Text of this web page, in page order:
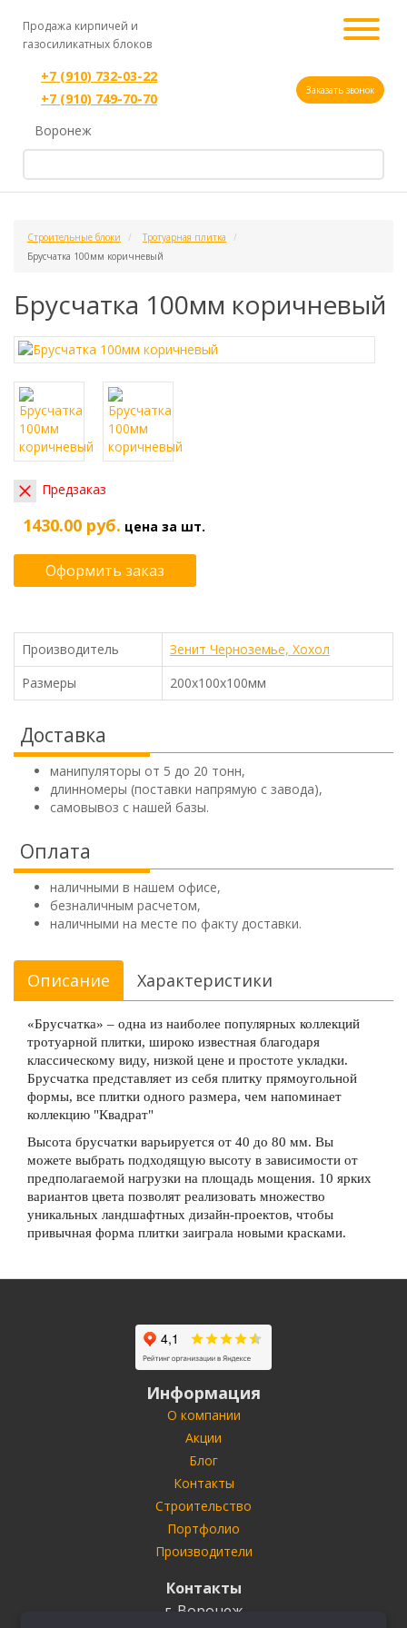
Продажа кирпичей и
газосиликатных блоков
+7 (910) 732-03-22
+7 (910) 749-70-70
Заказать звонок
Воронеж
Строительные блоки
Тротуарная плитка
Брусчатка 100мм коричневый
Брусчатка 100мм коричневый
Предзаказ
1430.00 руб. цена за шт.
Оформить заказ
Производитель
Зенит Черноземье, Хохол
Размеры
200х100х100мм
Доставка
манипуляторы от 5 до 20 тонн,
длинномеры (поставки напрямую с завода),
самовывоз с нашей базы.
Оплата
наличными в нашем офисе,
безналичным расчетом,
наличными на месте по факту доставки.
Описание Характеристики
«Брусчатка» – одна из наиболее популярных коллекций
тротуарной плитки, широко известная благодаря
классическому виду, низкой цене и простоте укладки.
Брусчатка представляет из себя плитку прямоугольной
формы, все плитки одного размера, чем напоминает
коллекцию "Квадрат"
Высота брусчатки варьируется от 40 до 80 мм. Вы
можете выбрать подходящую высоту в зависимости от
предполагаемой нагрузки на площадь мощения. 10 ярких
вариантов цвета позволят реализовать множество
уникальных ландшафтных дизайн-проектов, чтобы
привычная форма плитки заиграла новыми красками.
Информация
О компании
Акции
Блог
Контакты
Строительство
Портфолио
Производители
Контакты
г. Воронеж